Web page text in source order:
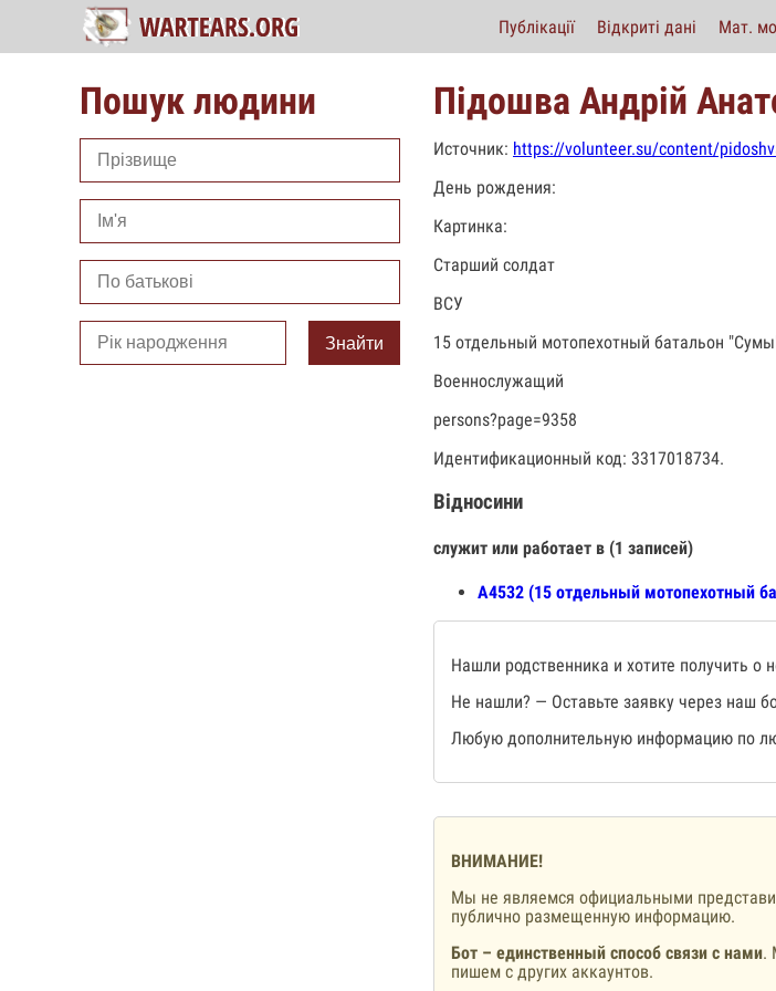
Публікації Відкриті дані Мат.
Пошук людини
Знайти
Підошва Андрій
Источник: https://volunteer.su/content/
День рождения:
Картинка:
Старший солдат
ВСУ
15 отдельный мотопехотный батальон
Военнослужащий
persons?page=9358
Идентификационный код: 3317018734.
Відносини
служит или работает в (1 записей)
А4532 (15 отдельный мотопехотный
Нашли родственника и хотите получить
Не нашли? — Оставьте заявку через наш
Любую дополнительную информацию по
ВНИМАНИЕ!
Мы не являемся официальными
публично размещенную информацию.
Бот – единственный способ связи с нами.
пишем с других аккаунтов.